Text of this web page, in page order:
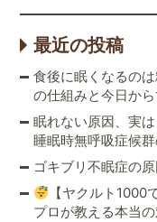
最近の投稿
食後に眠くなるの
の仕組みと今日か
眠れない原因、実
睡眠時無呼吸症候
ゴキブリ不眠症の
【ヤクルト
プロが教える本当